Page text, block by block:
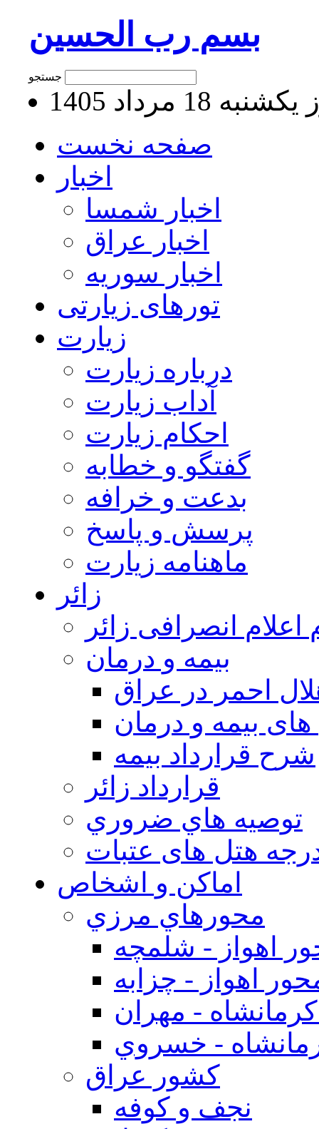
بسم رب الحسین
18 مرداد 1405
صفحه نخست
اخبار
اخبار شمسا
اخبار عراق
اخبار سوریه
تورهای زیارتی
زیارت
درباره زیارت
آداب زیارت
احکام زیارت
گفتگو و خطابه
بدعت و خرافه
پرسش و پاسخ
ماهنامه زیارت
زائر
اعلام انصرافی زائر
بيمه و درمان
احمر در عراق
بیمه و درمان
شرح قرارداد بیمه
قرارداد زائر
توصيه هاي ضروري
هتل های عتبات
اماکن و اشخاص
محورهاي مرزي
اهواز - شلمچه
اهواز - چزابه
- مهران
- خسروي
كشور عراق
نجف و كوفه